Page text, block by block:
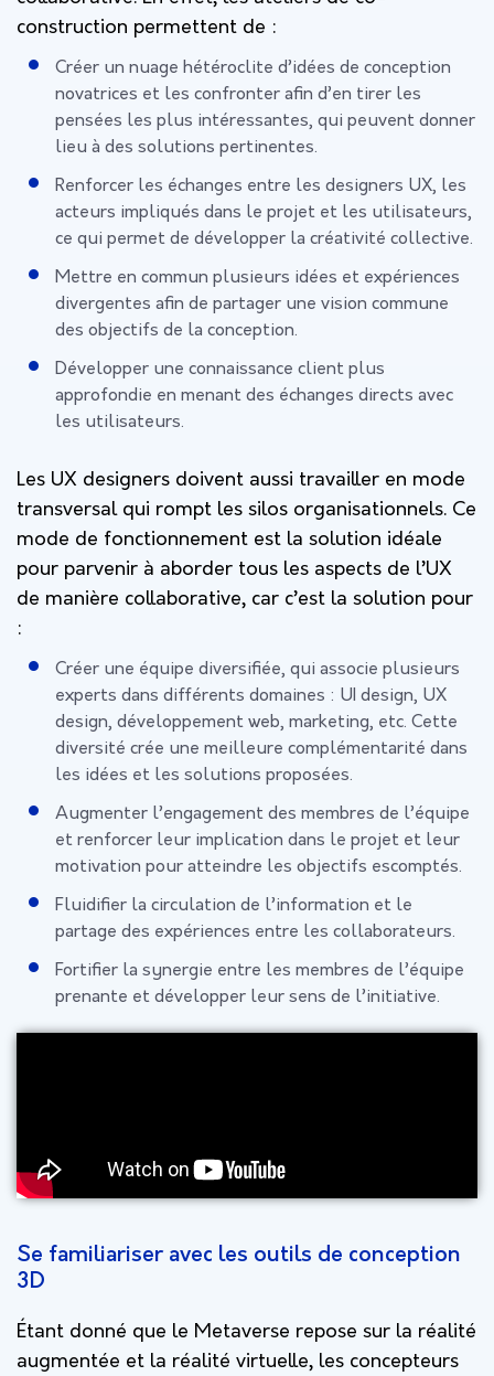
construction permettent de :
Créer un nuage hétéroclite d’idées de conception
novatrices et les confronter afin d’en tirer les
pensées les plus intéressantes, qui peuvent donner
lieu à des solutions pertinentes.
Renforcer les échanges entre les designers UX, les
acteurs impliqués dans le projet et les utilisateurs,
ce qui permet de développer la créativité collective.
Mettre en commun plusieurs idées et expériences
divergentes afin de partager une vision commune
des objectifs de la conception.
Développer une connaissance client plus
approfondie en menant des échanges directs avec
les utilisateurs.
Les UX designers doivent aussi travailler en mode
transversal qui rompt les silos organisationnels. Ce
mode de fonctionnement est la solution idéale
pour parvenir à aborder tous les aspects de l’UX
de manière collaborative, car c’est la solution pour
:
Créer une équipe diversifiée, qui associe plusieurs
experts dans différents domaines : UI design, UX
design, développement web, marketing, etc. Cette
diversité crée une meilleure complémentarité dans
les idées et les solutions proposées.
Augmenter l’engagement des membres de l’équipe
et renforcer leur implication dans le projet et leur
motivation pour atteindre les objectifs escomptés.
Fluidifier la circulation de l’information et le
partage des expériences entre les collaborateurs.
Fortifier la synergie entre les membres de l’équipe
prenante et développer leur sens de l’initiative.
Se familiariser avec les outils de conception
3D
Étant donné que le Metaverse repose sur la réalité
augmentée et la réalité virtuelle, les concepteurs